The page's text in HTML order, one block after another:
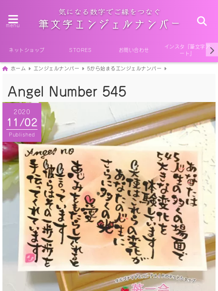
menu
ネットショップ STORES お問い合わせ
インスタ『筆文字ア
ート』
ホーム エンジェルナンバー 5から始まるエンジェルナンバー
Angel Number 545
2020
11/02
Published